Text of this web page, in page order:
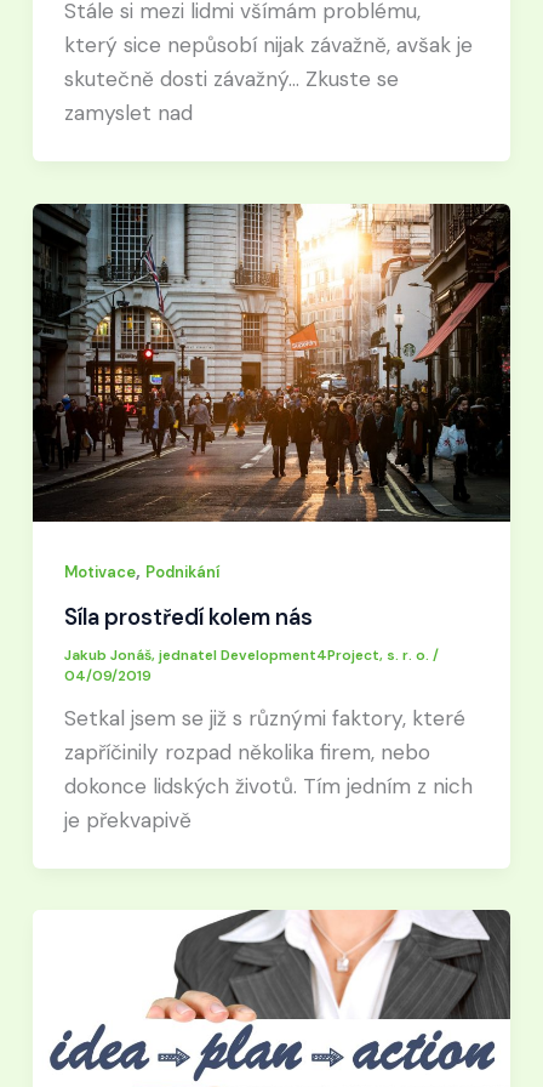
Stále si mezi lidmi všímám problému,
který sice nepůsobí nijak závažně, avšak je
skutečně dosti závažný… Zkuste se
zamyslet nad
Motivace, Podnikání
Síla prostředí kolem nás
Jakub Jonáš, jednatel Development4Project, s. r. o. /
04/09/2019
Setkal jsem se již s různými faktory, které
zapříčinily rozpad několika firem, nebo
dokonce lidských životů. Tím jedním z nich
je překvapivě